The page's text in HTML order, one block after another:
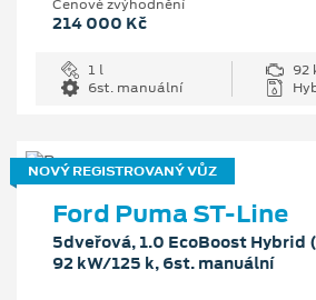
Cenové zvýhodnění
214 000 Kč
1 l
92
6st. manuální
NOVÝ REGISTROVANÝ VŮZ
Ford Puma ST-Line
5dveřová, 1.0 EcoBoost Hybrid
92 kW/125 k, 6st. manuální